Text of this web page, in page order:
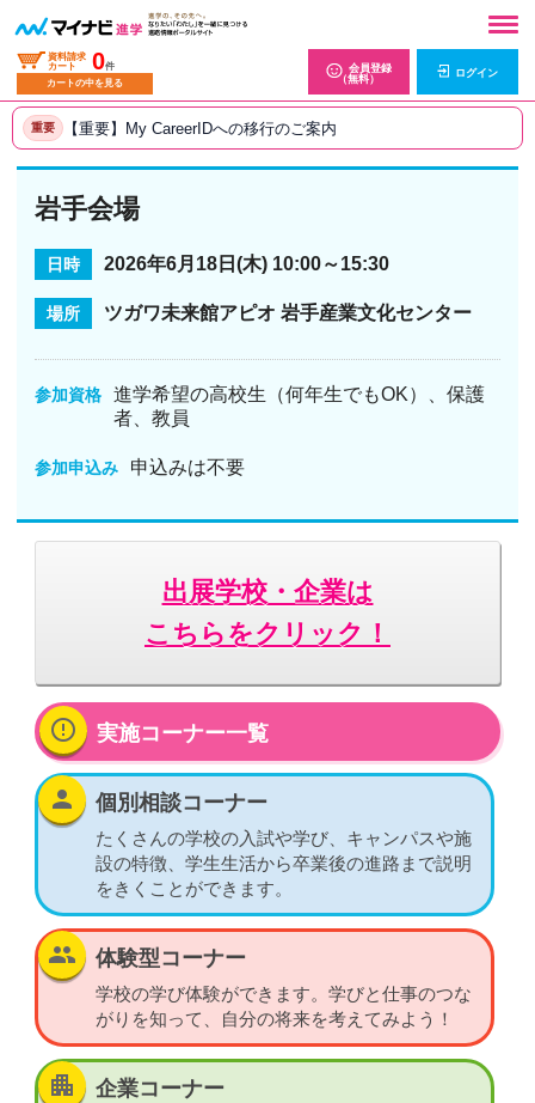
資料請求
カート
0件
カートの中を見る
会員登録
（無料）
ログイン
重要 【重要】My CareerIDへの移行のご案内
岩手会場
日時 2026年6月18日(木) 10:00～15:30
場所 ツガワ未来館アピオ 岩手産業文化センター
参加資格
進学希望の高校生（何年生でもOK）、保護
者、教員
参加申込み 申込みは不要
出展学校・企業は
こちらをクリック！
error_outline 実施コーナー一覧
person 個別相談コーナー
たくさんの学校の入試や学び、キャンパスや施
設の特徴、学生生活から卒業後の進路まで説明
をきくことができます。
group 体験型コーナー
学校の学び体験ができます。学びと仕事のつな
がりを知って、自分の将来を考えてみよう！
apartment 企業コーナー